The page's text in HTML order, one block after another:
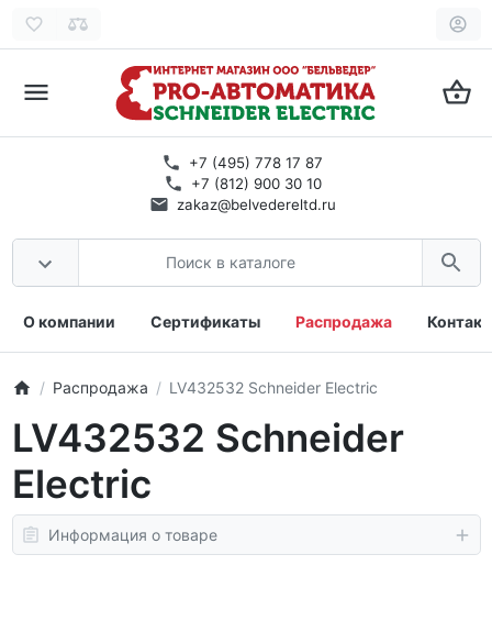
+7 (495) 778 17 87
+7 (812) 900 30 10
zakaz@belvedereltd.ru
О компании Сертификаты Распродажа
Распродажа LV432532 Schneider Electric
LV432532 Schneider
Electric
Информация о товаре